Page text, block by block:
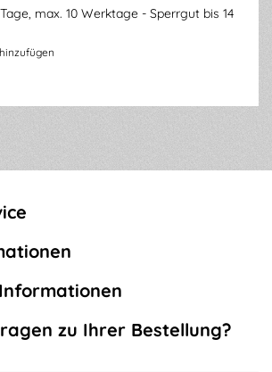
max. 10 Werktage - Sperrgut bis 14
zu Ihrer Bestellung?